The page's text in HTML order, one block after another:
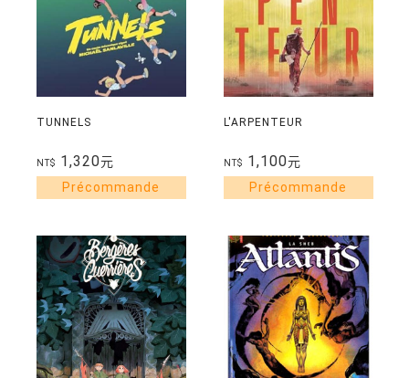
TUNNELS
NT$ 1,320元
L'ARPENTEUR
NT$ 1,100元